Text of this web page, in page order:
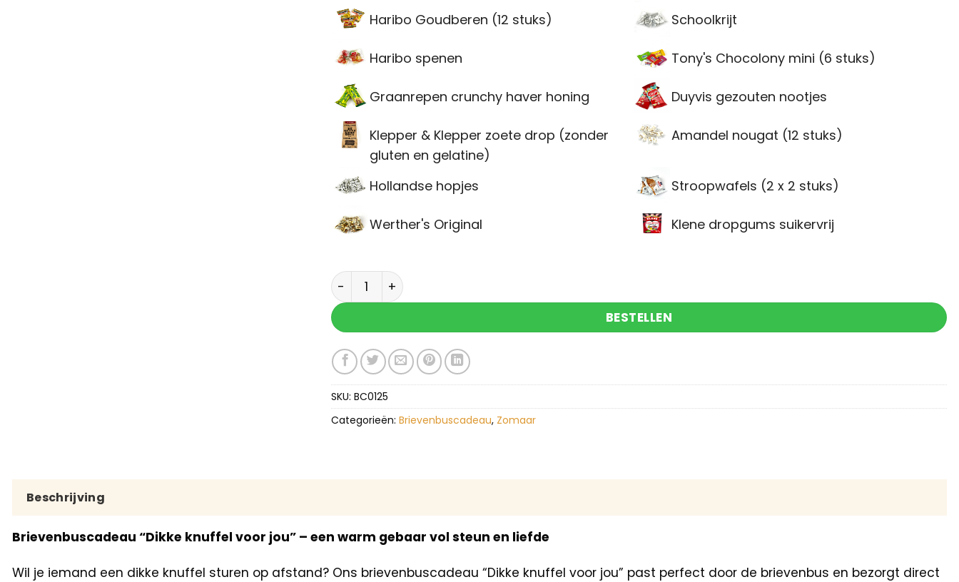
Haribo Goudberen (12 stuks) Schoolkrijt
Haribo spenen Tony's Chocolony mini (6 stuks)
Graanrepen crunchy haver honing Duyvis gezouten nootjes
Klepper & Klepper zoete drop (zonder
gluten en gelatine)
Amandel nougat (12 stuks)
Hollandse hopjes Stroopwafels (2 x 2 stuks)
Werther's Original Klene dropgums suikervrij
Brievenbuscadeau 'Dikke knuffel voor jou' aantal
BESTELLEN
SKU: BC0125
Categorieën: Brievenbuscadeau, Zomaar
Beschrijving
Brievenbuscadeau “Dikke knuffel voor jou” – een warm gebaar vol steun en liefde
Wil je iemand een dikke knuffel sturen op afstand? Ons brievenbuscadeau “Dikke knuffel voor jou” past perfect door de brievenbus en bezorgt direct